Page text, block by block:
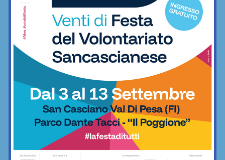
FREESTYLE
Le mie camminate mettendo ai piedi… il
minimo indispensabile
Freestyle 06/12/2022